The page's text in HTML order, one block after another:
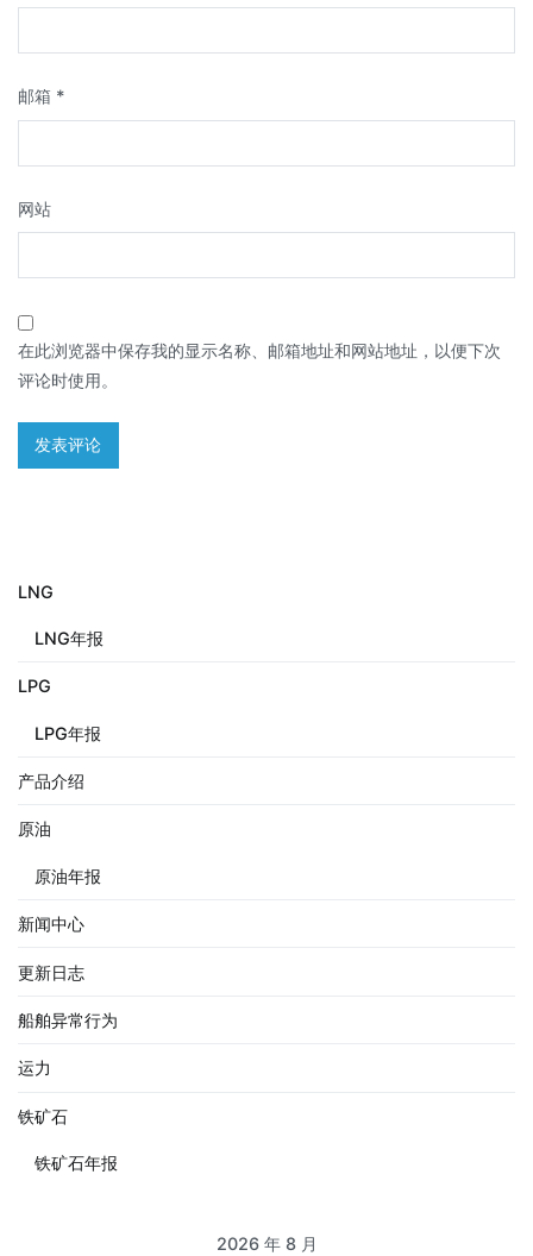
邮箱 *
网站
在此浏览器中保存我的显示名称、邮箱地址和网站地址，以便下次
评论时使用。
LNG
LNG年报
LPG
LPG年报
产品介绍
原油
原油年报
新闻中心
更新日志
船舶异常行为
运力
铁矿石
铁矿石年报
2026 年 8 月